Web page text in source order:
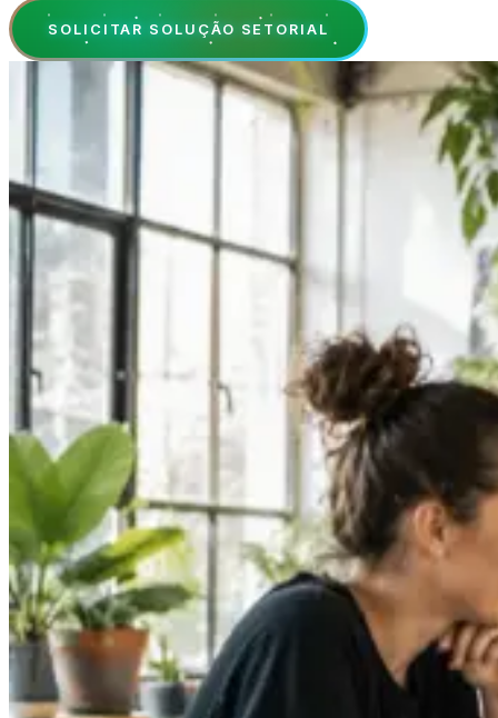
SOLICITAR SOLUÇÃO SETORIAL